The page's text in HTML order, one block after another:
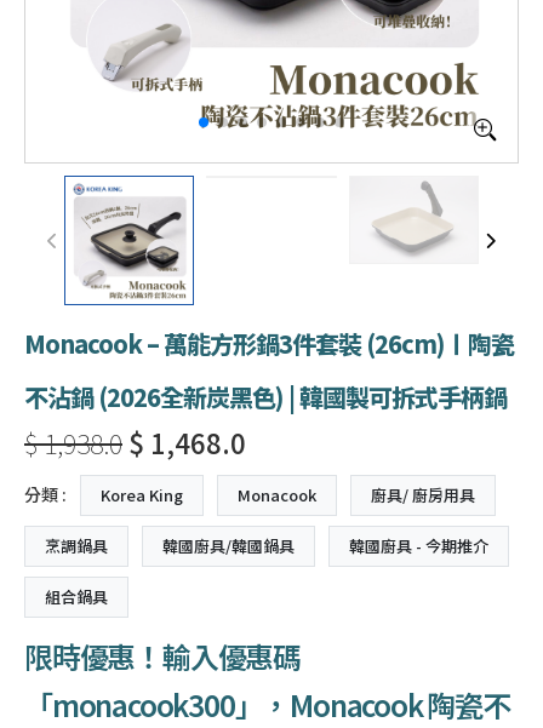
Monacook – 萬能方形鍋3件套裝 (26cm)〡陶瓷
不沾鍋 (2026全新炭黑色) | 韓國製可拆式手柄鍋
$ 1,938.0$ 1,468.0
分類 : Korea King Monacook 廚具/ 廚房用具
烹調鍋具 韓國廚具/韓國鍋具 韓國廚具 - 今期推介
組合鍋具
限時優惠！輸入優惠碼
「monacook300」，Monacook 陶瓷不